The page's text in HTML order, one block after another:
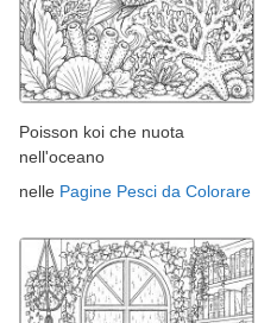
Poisson koi che nuota
nell'oceano
nelle Pagine Pesci da Colorare